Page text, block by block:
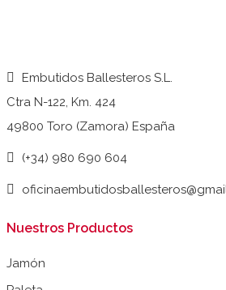
Embutidos Ballesteros S.L.
Ctra N-122, Km. 424
49800 Toro (Zamora) España
(+34) 980 690 604
Nuestros Productos
Jamón